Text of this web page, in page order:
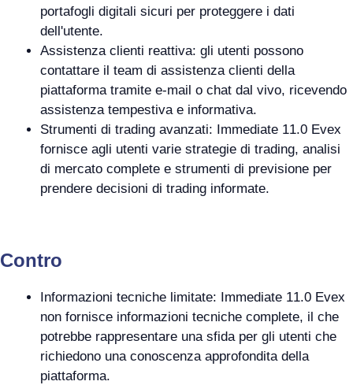
portafogli digitali sicuri per proteggere i dati
dell'utente.
Assistenza clienti reattiva: gli utenti possono
contattare il team di assistenza clienti della
piattaforma tramite e-mail o chat dal vivo, ricevendo
assistenza tempestiva e informativa.
Strumenti di trading avanzati: Immediate 11.0 Evex
fornisce agli utenti varie strategie di trading, analisi
di mercato complete e strumenti di previsione per
prendere decisioni di trading informate.
Contro
Informazioni tecniche limitate: Immediate 11.0 Evex
non fornisce informazioni tecniche complete, il che
potrebbe rappresentare una sfida per gli utenti che
richiedono una conoscenza approfondita della
piattaforma.